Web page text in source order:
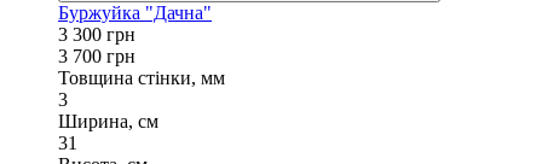
Буржуйка "Дачна"
3 300 грн
3 700 грн
Товщина стінки, мм
3
Ширина, см
31